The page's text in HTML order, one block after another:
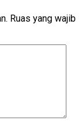
Ruas yang wajib